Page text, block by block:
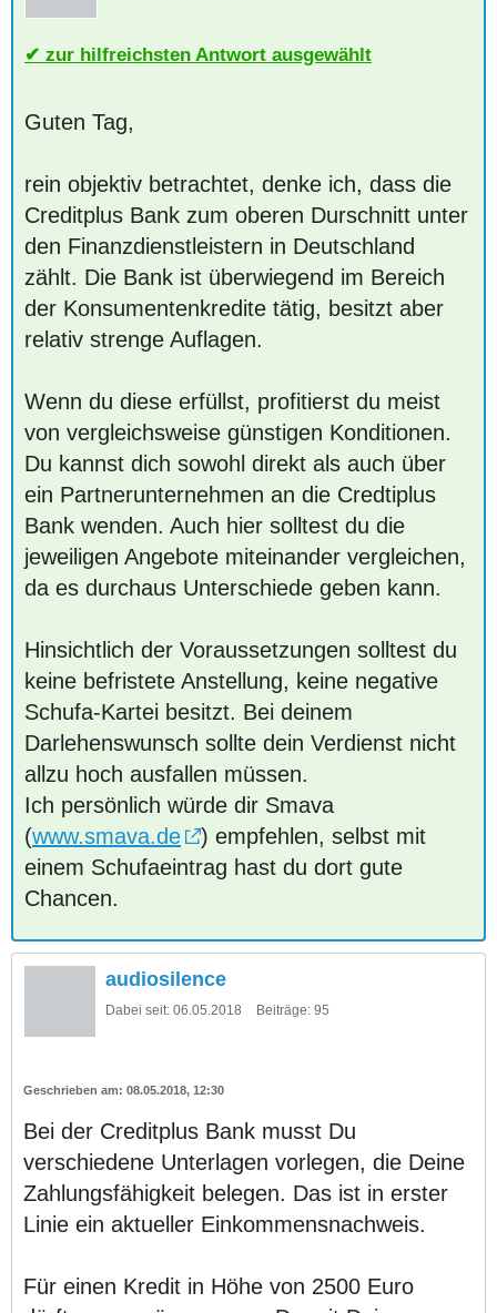
zur hilfreichsten Antwort ausgewählt
Guten Tag,
rein objektiv betrachtet, denke ich, dass die
Creditplus Bank zum oberen Durschnitt unter
den Finanzdienstleistern in Deutschland
zählt. Die Bank ist überwiegend im Bereich
der Konsumentenkredite tätig, besitzt aber
relativ strenge Auflagen.
Wenn du diese erfüllst, profitierst du meist
von vergleichsweise günstigen Konditionen.
Du kannst dich sowohl direkt als auch über
ein Partnerunternehmen an die Credtiplus
Bank wenden. Auch hier solltest du die
jeweiligen Angebote miteinander vergleichen,
da es durchaus Unterschiede geben kann.
Hinsichtlich der Voraussetzungen solltest du
keine befristete Anstellung, keine negative
Schufa-Kartei besitzt. Bei deinem
Darlehenswunsch sollte dein Verdienst nicht
allzu hoch ausfallen müssen.
Ich persönlich würde dir Smava
(www.smava.de
) empfehlen, selbst mit
einem Schufaeintrag hast du dort gute
Chancen.
audiosilence
Dabei seit: 06.05.2018 Beiträge: 95
08.05.2018, 12:30
Bei der Creditplus Bank musst Du
verschiedene Unterlagen vorlegen, die Deine
Zahlungsfähigkeit belegen. Das ist in erster
Linie ein aktueller Einkommensnachweis.
Für einen Kredit in Höhe von 2500 Euro